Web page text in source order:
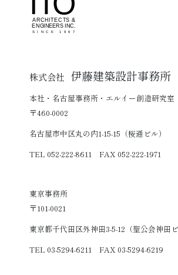
株式会社 伊藤建築設計事務所
本社・名古屋事務所・エルイー創造研究室
〒460-0002
名古屋市中区丸の内1-15-15（桜通ビル）
TEL 052-222-8611 FAX 052-222-1971
東京事務所
〒101-0021
東京都千代田区外神田3-5-12（聖公会神田ビ
TEL 03-5294-6211 FAX 03-5294-6219